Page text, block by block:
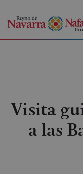
Visita
a las